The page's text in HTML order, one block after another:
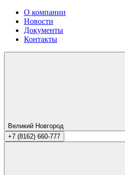
О компании
Новости
Документы
Контакты
Великий Новгород
+7 (8162) 660-777